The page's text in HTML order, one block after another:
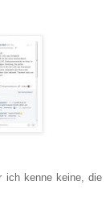
ich kenne keine, die